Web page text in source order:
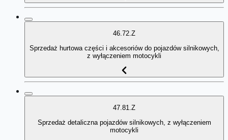
46.72.Z
Sprzedaż hurtowa części i akcesoriów do pojazdów silnikowych,
z wyłączeniem motocykli
47.81.Z
Sprzedaż detaliczna pojazdów silnikowych, z wyłączeniem
motocykli